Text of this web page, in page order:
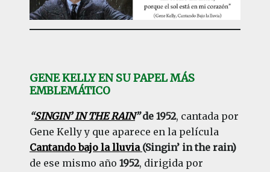
GENE KELLY EN SU PAPEL MÁS
EMBLEMÁTICO
“SINGIN’ IN THE RAIN”de 1952, cantada por
Gene Kelly y que aparece en la película
Cantando bajo la lluvia (Singin’ in the rain)
de ese mismo año 1952, dirigida por